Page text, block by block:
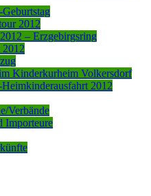
Geburtstag
2012
– Erzgebirgsring
Kinderkurheim Volkersdorf
Heimkinderausfahrt 2012
Verbände
Importeure